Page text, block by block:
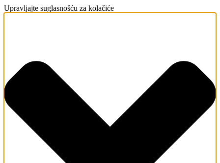
Upravljajte suglasnošću za kolačiće